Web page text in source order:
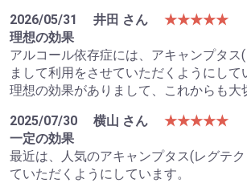
2026/05/31 井田 さん
★★★★★
理想の効果
アルコール依存症には、アキャンプタ
まして利用をさせていただくようにして
理想の効果がありまして、これからも大
2025/07/30
横山 さん
★★★★★
一定の効果
最近は、人気のアキャンプタス(レグテ
ていただくようにしています。